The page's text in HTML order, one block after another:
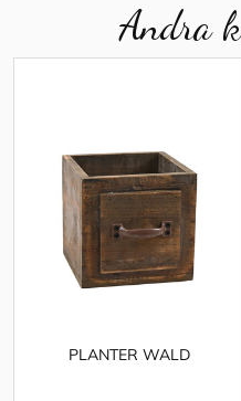
Andra
PLANTER WALD